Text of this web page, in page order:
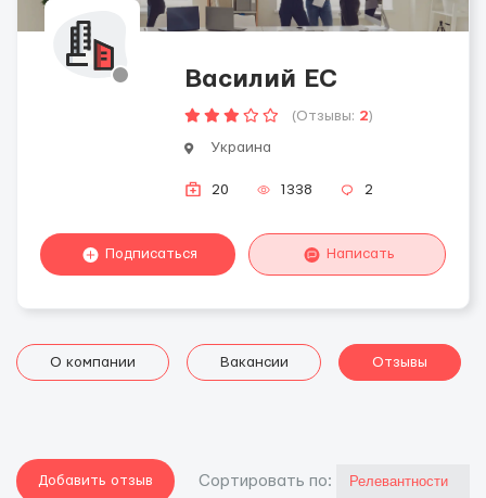
Василий ЕС
(Отзывы: 2)
Украина
20 1338 2
Подписаться Написать
О компании Вакансии Отзывы
Добавить отзыв Cортировать по: